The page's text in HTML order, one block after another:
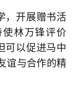
，开展赠书活
林万锋评价
可以促进马中
谊与合作的精